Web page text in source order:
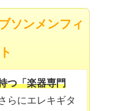
ソンメンフィ
つ「楽器専門
らにエレキギタ